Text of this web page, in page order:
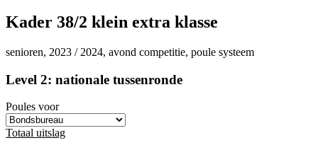
Kader 38/2 klein extra klasse
senioren, 2023 / 2024, avond competitie, poule systeem
Level 2: nationale tussenronde
Poules voor
Totaal uitslag